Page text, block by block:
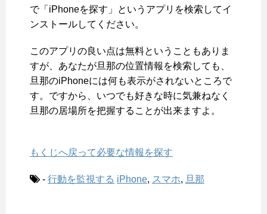
で「iPhoneを探す」というアプリを検索してイ
ンストールしてください。
このアプリの良い点は無料ということもありま
すが、あなたが旦那の位置情報を検索しても、
旦那のiPhoneには何も表示がされないところで
す。ですから、いつでも好きな時に気兼ねなく
旦那の居場所を把握することが出来ますよ。
もくじへ戻って必要な情報を探す
- 行動を監視する iPhone, スマホ, 旦那